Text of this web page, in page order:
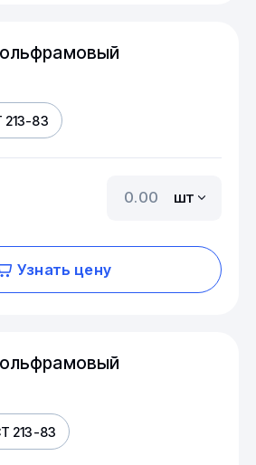
213-83
шт
Узнать цену
213-83